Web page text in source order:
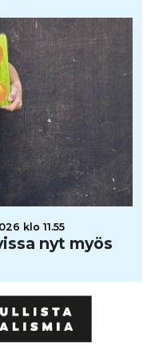
klo 11.55
nyt myös